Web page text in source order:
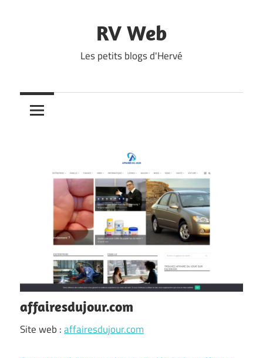
RV Web
Les petits blogs d'Hervé
affairesdujour.com
Site web :affairesdujour.com